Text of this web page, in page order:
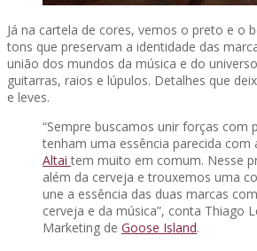
Já na cartela de cores, vemos o preto e o
tons que preservam a identidade das
união dos mundos da música e do
guitarras, raios e lúpulos. Detalhes que
e leves.
“Sempre buscamos unir forças com
tenham uma essência parecida com
Altaitem muito em comum. Nesse
além da cerveja e trouxemos uma
une a essência das duas marcas
cerveja e da música”, conta Thiago
Marketing de Goose Island.